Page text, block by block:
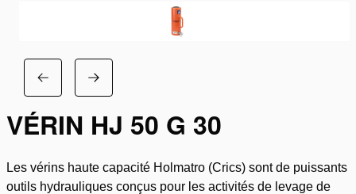
VÉRIN HJ 50 G 30
Les vérins haute capacité Holmatro (Crics) sont de puissants
outils hydrauliques conçus pour les activités de levage de